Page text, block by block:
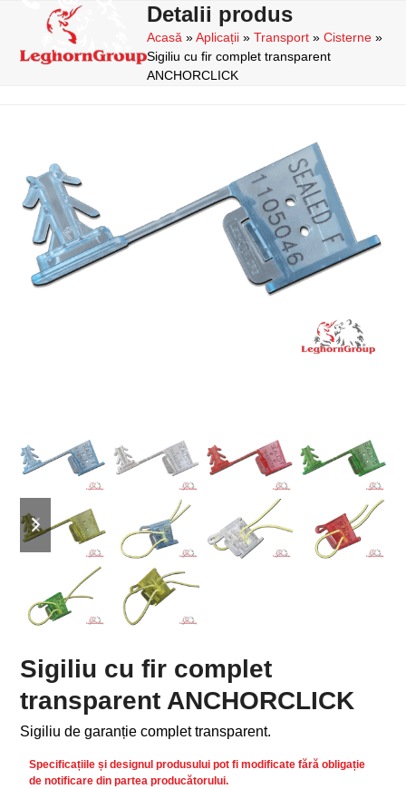
content
Open
mobile
menu
Close
mobile
menu
Detalii produs
Acasă »Aplicații »Transport »Cisterne »
Sigiliu cu fir complet transparent
ANCHORCLICK
previous
slide
slide
Sigiliu cu fir complet
transparent ANCHORCLICK
Sigiliu de garanție complet transparent.
Specificațiile și designul produsului pot fi modificate fără obligație
de notificare din partea producătorului.